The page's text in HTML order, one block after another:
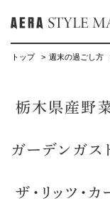
トップ 週末の過ごし方
栃木県産野
ガーデンガス
ザ・リッツ・